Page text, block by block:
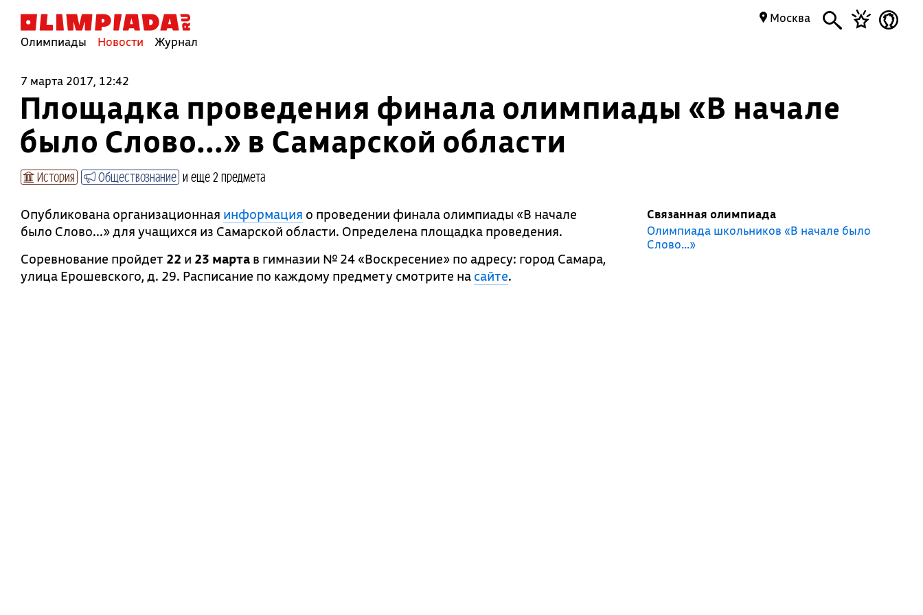
Олимпиады Новости Журнал
Москва
7 марта 2017, 12:42
Площадка проведения финала олимпиады «В начале
было Слово...» в Самарской области
История Обществознание и еще 2 предмета
Опубликована организационная информация о проведении финала олимпиады «В начале
было Слово...» для учащихся из Самарской области. Определена площадка проведения.
Соревнование пройдет 22 и 23 марта в гимназии № 24 «Воскресение» по адресу: город Самара,
улица Ерошевского, д. 29. Расписание по каждому предмету смотрите на сайте.
Связанная олимпиада
Олимпиада школьников «В начале было
Слово...»